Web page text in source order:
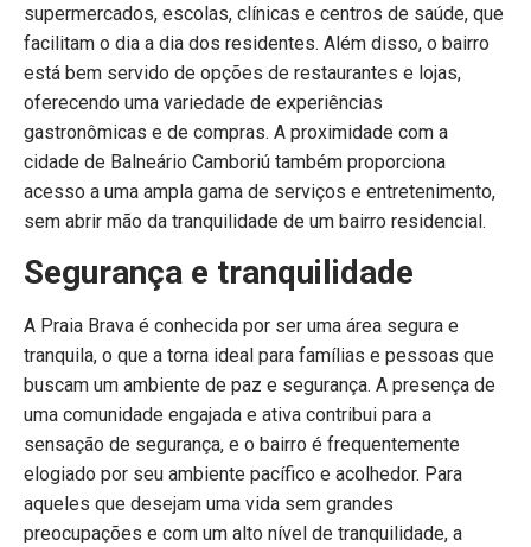
supermercados, escolas, clínicas e centros de saúde, que
facilitam o dia a dia dos residentes. Além disso, o bairro
está bem servido de opções de restaurantes e lojas,
oferecendo uma variedade de experiências
gastronômicas e de compras. A proximidade com a
cidade de Balneário Camboriú também proporciona
acesso a uma ampla gama de serviços e entretenimento,
sem abrir mão da tranquilidade de um bairro residencial.
Segurança e tranquilidade
A Praia Brava é conhecida por ser uma área segura e
tranquila, o que a torna ideal para famílias e pessoas que
buscam um ambiente de paz e segurança. A presença de
uma comunidade engajada e ativa contribui para a
sensação de segurança, e o bairro é frequentemente
elogiado por seu ambiente pacífico e acolhedor. Para
aqueles que desejam uma vida sem grandes
preocupações e com um alto nível de tranquilidade, a